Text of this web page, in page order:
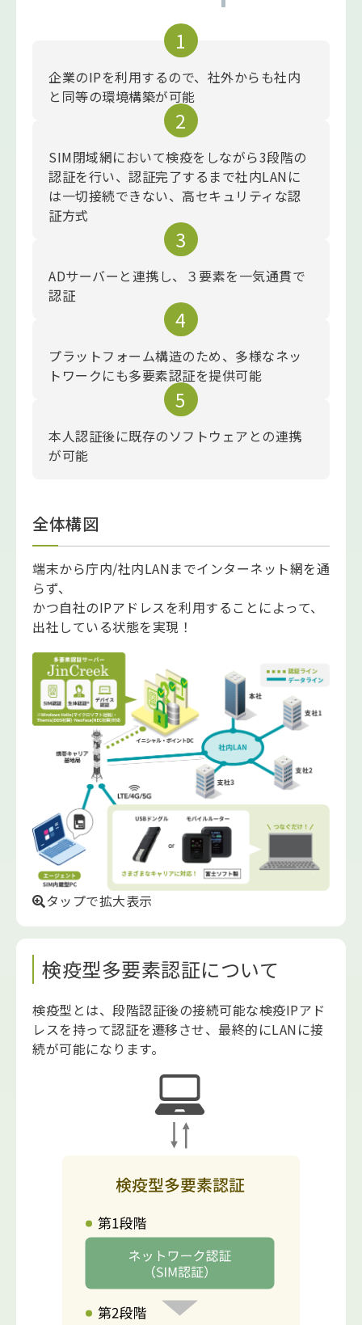
企業のIPを利用するので、社外からも社内
と同等の環境構築が可能
SIM閉域網において検疫をしながら3段階の
認証を行い、認証完了するまで社内LANに
は一切接続できない、高セキュリティな認
証方式
ADサーバーと連携し、３要素を一気通貫で
認証
プラットフォーム構造のため、多様なネッ
トワークにも多要素認証を提供可能
本人認証後に既存のソフトウェアとの連携
が可能
全体構図
端末から庁内/社内LANまでインターネット網を通
らず、
かつ自社のIPアドレスを利用することによって、
出社している状態を実現！
タップで拡大表示
検疫型多要素認証について
検疫型とは、段階認証後の接続可能な検疫IPアド
レスを持って認証を遷移させ、最終的にLANに接
続が可能になります。